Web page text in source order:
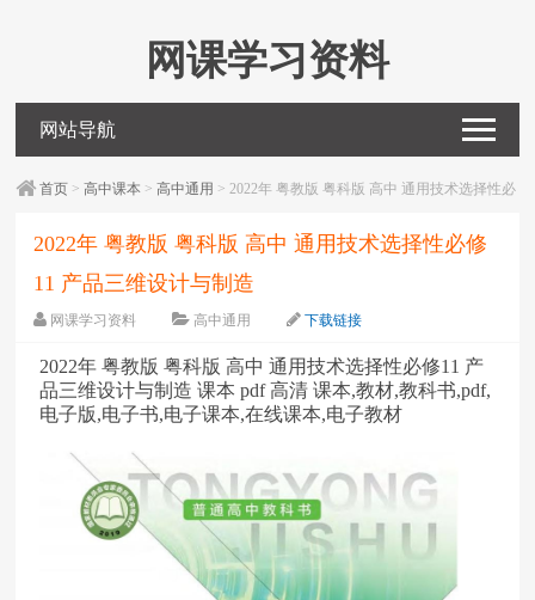
网课学习资料
网站导航
首页 >高中课本 >高中通用 > 2022年 粤教版 粤科版 高中 通用技术选择性必
2022年 粤教版 粤科版 高中 通用技术选择性必修
11 产品三维设计与制造
网课学习资料 高中通用
下载链接
2022年 粤教版 粤科版 高中 通用技术选择性必修11 产
品三维设计与制造 课本 pdf 高清 课本,教材,教科书,pdf,
电子版,电子书,电子课本,在线课本,电子教材